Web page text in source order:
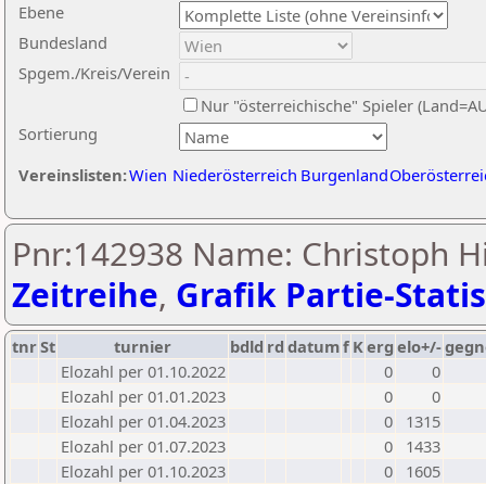
Ebene
Sortierung
Bundesland
Spgem./Kreis/Verein
Nur "österreichische" Spieler
Vereinslisten:Wien Niederösterreich Burgenland
Pnr:142938 Name: Christoph
Zeitreihe, Grafik Partie-
tnrSt turnier bdld rd datumf Kerg elo+/-
Elozahl per 01.10.2022
0
0
Elozahl per 01.01.2023
0
0
Elozahl per 01.04.2023
0
1315
Elozahl per 01.07.2023
0
1433
Elozahl per 01.10.2023
0
1605